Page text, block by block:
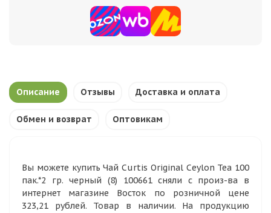
Описание Отзывы Доставка и оплата
Обмен и возврат Оптовикам
Вы можете купить Чай Curtis Original Ceylon Tea 100
пак.*2 гр. черный (8) 100661 сняли с произ-ва в
интернет магазине Восток по розничной цене
323,21 рублей. Товар в наличии. На продукцию